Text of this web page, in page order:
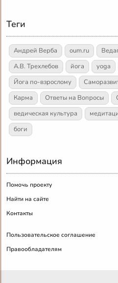
Теги
Андрей Верба oum.ru
А.В. Трехлебов
йога yoga
Йога по-взрослому
Карма
Ответы на Вопросы
ведическая культура
боги
Информация
Помочь проекту
Найти на сайте
Контакты
Пользовательское соглашение
Правообладателям